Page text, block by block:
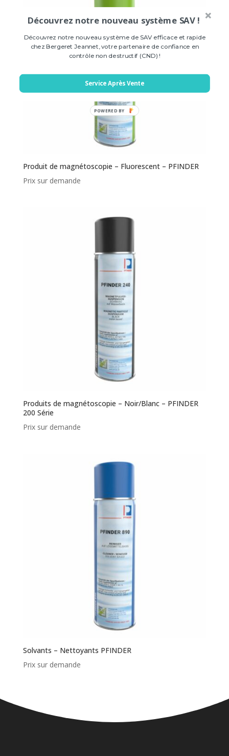
Produit de magnétoscopie – Fluorescent – PFINDER
Prix sur demande
Produits de magnétoscopie – Noir/Blanc – PFINDER
200 Série
Prix sur demande
Solvants – Nettoyants PFINDER
Prix sur demande
Découvrez notre nouveau système SAV !
Découvrez notre nouveau système de SAV efficace et rapide
chez Bergeret Jeannet, votre partenaire de confiance en
contrôle non destructif (CND) !
Service Après Vente
POWERED
BY